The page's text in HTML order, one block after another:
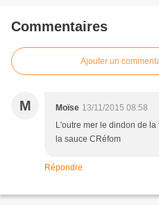
Commentaires
Ajouter un
M Moïse 13/11/2015 08:58
L'outre mer le dindon de
la sauce CRéfom
Répondre